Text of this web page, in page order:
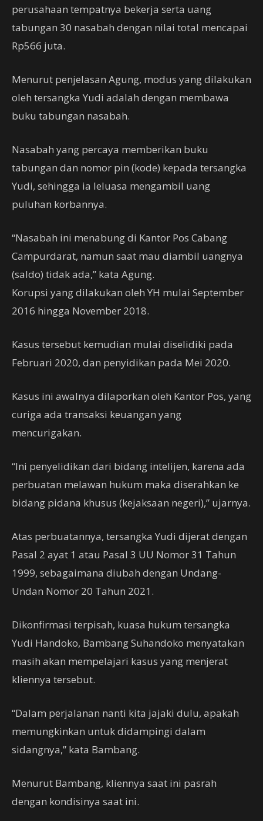
perusahaan tempatnya bekerja serta uang
tabungan 30 nasabah dengan nilai total mencapai
Rp566 juta.
Menurut penjelasan Agung, modus yang dilakukan
oleh tersangka Yudi adalah dengan membawa
buku tabungan nasabah.
Nasabah yang percaya memberikan buku
tabungan dan nomor pin (kode) kepada tersangka
Yudi, sehingga ia leluasa mengambil uang
puluhan korbannya.
“Nasabah ini menabung di Kantor Pos Cabang
Campurdarat, namun saat mau diambil uangnya
(saldo) tidak ada,” kata Agung.
Korupsi yang dilakukan oleh YH mulai September
2016 hingga November 2018.
Kasus tersebut kemudian mulai diselidiki pada
Februari 2020, dan penyidikan pada Mei 2020.
Kasus ini awalnya dilaporkan oleh Kantor Pos, yang
curiga ada transaksi keuangan yang
mencurigakan.
“Ini penyelidikan dari bidang intelijen, karena ada
perbuatan melawan hukum maka diserahkan ke
bidang pidana khusus (kejaksaan negeri),” ujarnya.
Atas perbuatannya, tersangka Yudi dijerat dengan
Pasal 2 ayat 1 atau Pasal 3 UU Nomor 31 Tahun
1999, sebagaimana diubah dengan Undang-
Undan Nomor 20 Tahun 2021.
Dikonfirmasi terpisah, kuasa hukum tersangka
Yudi Handoko, Bambang Suhandoko menyatakan
masih akan mempelajari kasus yang menjerat
kliennya tersebut.
“Dalam perjalanan nanti kita jajaki dulu, apakah
memungkinkan untuk didampingi dalam
sidangnya,” kata Bambang.
Menurut Bambang, kliennya saat ini pasrah
dengan kondisinya saat ini.